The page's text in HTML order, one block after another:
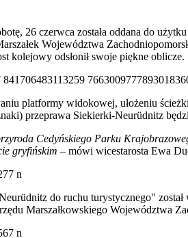
26 czerwca została oddana do
Województwa
kolejowy odsłonił swoje piękne oblicze.
platformy widokowej, ułożeniu
przeprawa Siekierki-Neurüdnitz
Cedyńskiego Parku
gryfińskim – mówi wicestarosta Ewa
do ruchu turystycznego"
Marszałkowskiego Województwa